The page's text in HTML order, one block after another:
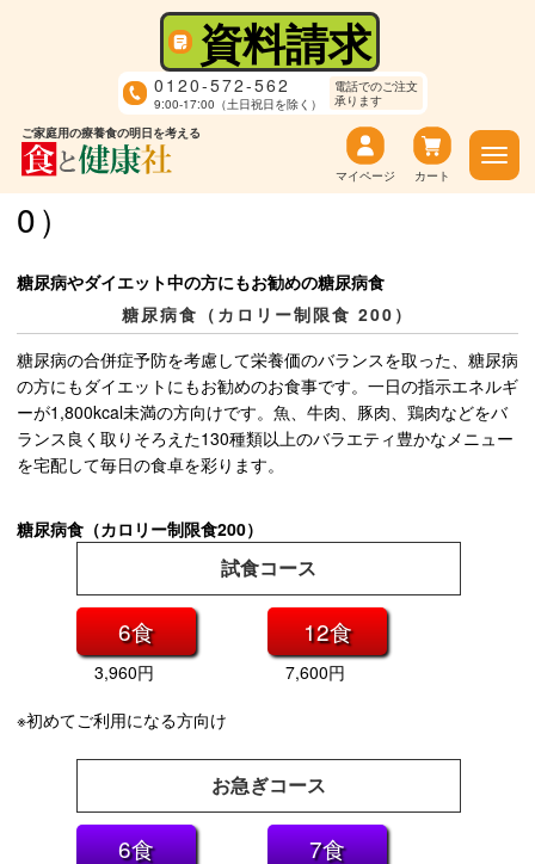
ご家庭用の療養食の明日を考える
資料請求
0120-572-562
9:00-17:00（土日祝日を除く）
電話でのご注文
承ります
マイページ カート
糖尿病食（カロリー制限食20
0）
糖尿病やダイエット中の方にもお勧めの糖尿病食
糖尿病食（カロリー制限食 200）
糖尿病の合併症予防を考慮して栄養価のバランスを取った、糖尿病
の方にもダイエットにもお勧めのお食事です。一日の指示エネルギ
ーが1,800kcal未満の方向けです。魚、牛肉、豚肉、鶏肉などをバ
ランス良く取りそろえた130種類以上のバラエティ豊かなメニュー
を宅配して毎日の食卓を彩ります。
糖尿病食（カロリー制限食200）
試食コース
6食
3,960円
12食
7,600円
※初めてご利用になる方向け
お急ぎコース
6食 7食